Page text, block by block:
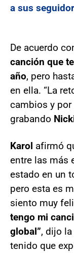
a sus
De acuerdo
canción que
año, pero
en ella. “La
cambios y
grabando
Karol afirmó
entre las más
estado en un
pero esta es
siento muy
tengo mi
global”, dijo
tenido que